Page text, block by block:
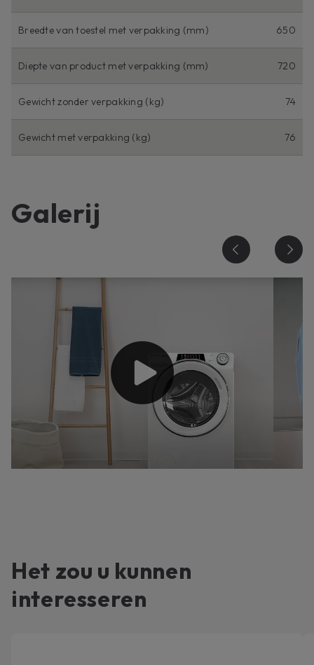
Breedte van toestel met verpakking (mm) 650
Diepte van product met verpakking (mm) 720
Gewicht zonder verpakking (kg) 74
Gewicht met verpakking (kg) 76
Galerij
Het zou u kunnen
interesseren